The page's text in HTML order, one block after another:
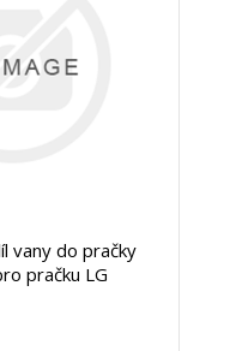
vany do pračky
pračku LG